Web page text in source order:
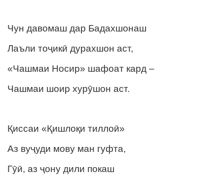
Чун давомаш дар Бадахшонаш
Лаъли тоҷикӣ дурахшон аст,
«Чашмаи Носир» шафоат кард –
Чашмаи шоир хурӯшон аст.
Қиссаи «Қишлоқи тиллоӣ»
Аз вуҷуди мову ман гуфта,
Гӯӣ, аз ҷону дили покаш